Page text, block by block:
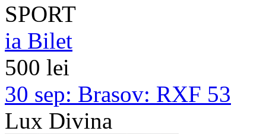
SPORT
ia Bilet
500 lei
30 sep: Brasov: RXF 53
Lux Divina